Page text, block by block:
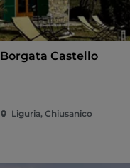
Borgata Castello
Liguria, Chiusanico